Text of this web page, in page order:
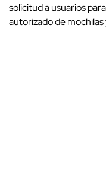
solicitud a usuarios
autorizado de